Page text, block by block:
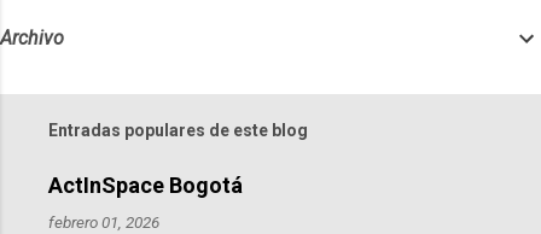
Archivo
Entradas populares de este blog
ActInSpace Bogotá
febrero 01, 2026